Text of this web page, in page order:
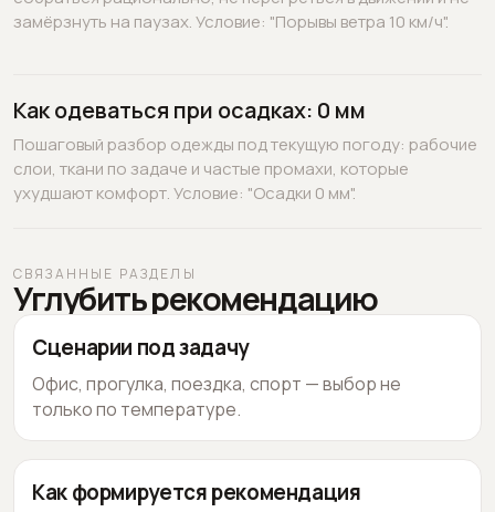
замёрзнуть на паузах. Условие: "Порывы ветра 10 км/ч".
Как одеваться при осадках: 0 мм
Пошаговый разбор одежды под текущую погоду: рабочие
слои, ткани по задаче и частые промахи, которые
ухудшают комфорт. Условие: "Осадки 0 мм".
СВЯЗАННЫЕ РАЗДЕЛЫ
Углубить рекомендацию
Сценарии под задачу
Офис, прогулка, поездка, спорт — выбор не
только по температуре.
Как формируется рекомендация